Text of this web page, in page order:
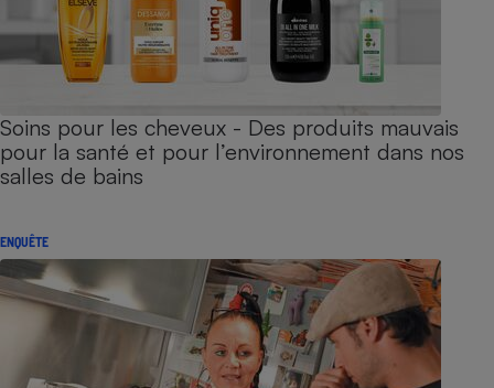
Soins pour les cheveux - Des produits mauvais
pour la santé et pour l’environnement dans nos
salles de bains
ENQUÊTE